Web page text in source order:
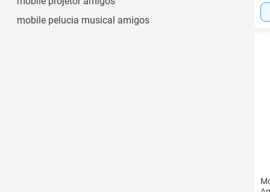
mobile pelucia musical amigos